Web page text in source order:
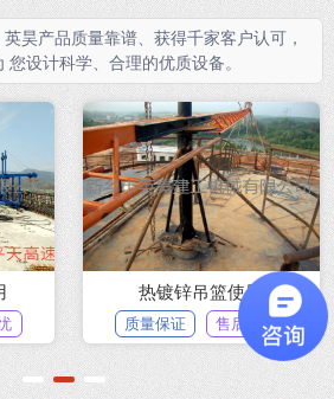
昊产品质量靠谱、获得千家客户认可，
设计科学、合理的优质设备。
热镀锌吊篮使用
质量保证 售后无忧
1 2 3